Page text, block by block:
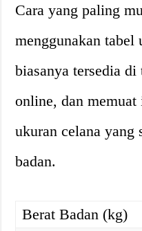
Cara yang paling
menggunakan tabel
biasanya tersedia
online, dan
ukuran celana yang
badan.
Berat Badan (kg)